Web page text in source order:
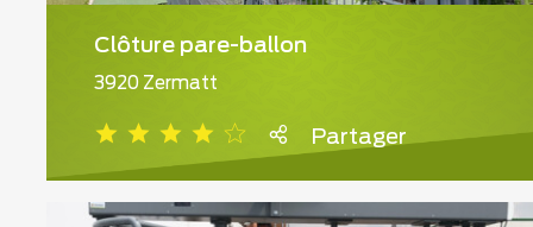
Clôture pare-ballon
3920 Zermatt
Partager